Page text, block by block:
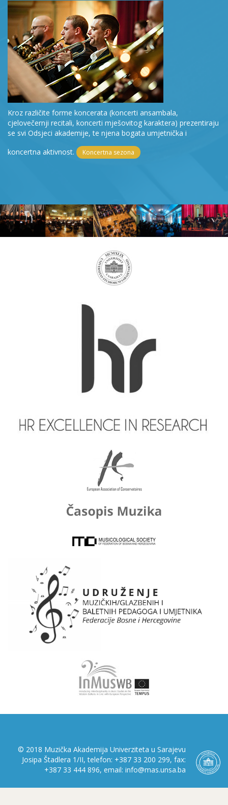
Kroz različite forme koncerata (koncerti ansambala,
cjelovečernji recitali, koncerti mješovitog karaktera) prezentiraju
se svi Odsjeci akademije, te njena bogata umjetnička i
koncertna aktivnost.
Koncertna sezona
© 2018 Muzička Akademija Univerziteta u Sarajevu
Josipa Štadlera 1/II, telefon: +387 33 200 299, fax:
+387 33 444 896, email: info@mas.unsa.ba